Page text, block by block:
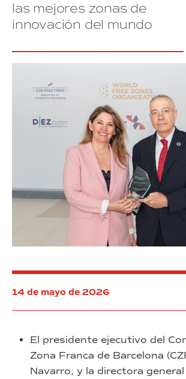
las mejores zonas de
innovación del mundo
14 de mayo de 2026
El presidente ejecutivo del
Zona Franca de Barcelona
Navarro, y la directora general
160
innovaciones
startups